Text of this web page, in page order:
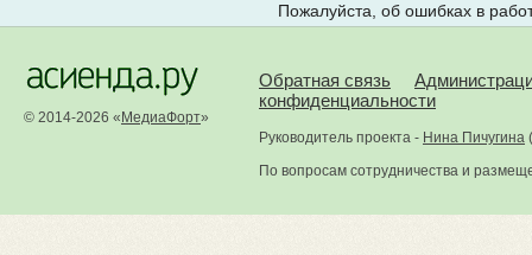
Пожалуйста, об ошибках в
© 2014-2026 « МедиаФорт»
Обратная связь
конфиденциальности
Руководитель проекта - Нина Пичугина (
По вопросам сотрудничества и